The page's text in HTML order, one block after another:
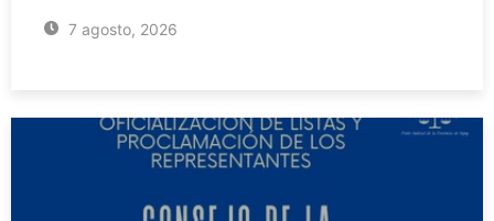
7 agosto, 2026